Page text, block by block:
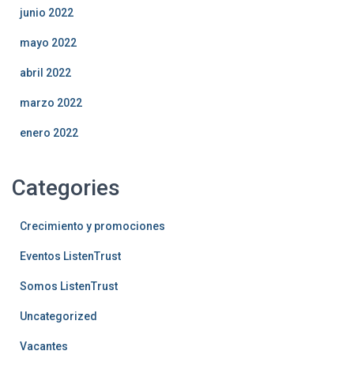
junio 2022
mayo 2022
abril 2022
marzo 2022
enero 2022
Categories
Crecimiento y promociones
Eventos ListenTrust
Somos ListenTrust
Uncategorized
Vacantes